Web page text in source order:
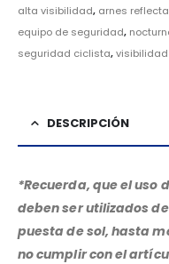
alta visibilidad, arnes
equipo de seguridad,
seguridad ciclista,visibilidad
DESCRIPCIÓN
*Recuerda, que el uso
deben ser utilizados
puesta de sol, hasta
no cumplir con el